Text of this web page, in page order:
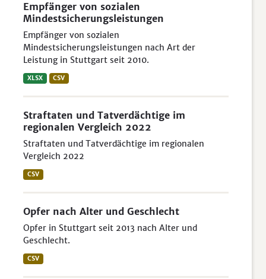
Empfänger von sozialen
Mindestsicherungsleistungen
Empfänger von sozialen
Mindestsicherungsleistungen nach Art der
Leistung in Stuttgart seit 2010.
XLSX CSV
Straftaten und Tatverdächtige im
regionalen Vergleich 2022
Straftaten und Tatverdächtige im regionalen
Vergleich 2022
CSV
Opfer nach Alter und Geschlecht
Opfer in Stuttgart seit 2013 nach Alter und
Geschlecht.
CSV